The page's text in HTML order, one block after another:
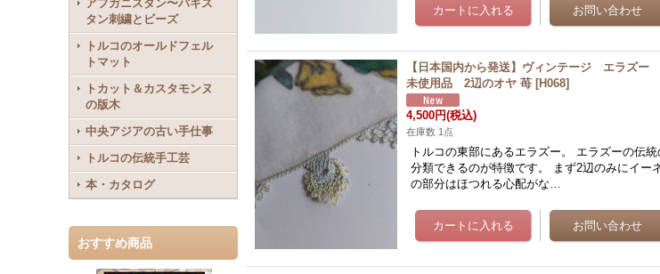
アフガニスタン〜パキス
タン刺繍とビーズ
トルコのオールドフェル
トマット
トカット＆カスタモンヌ
の版木
中央アジアの古い手仕事
トルコの伝統手工芸
本・カタログ
おすすめ商品
【日本国内から発送】ヴィンテージ エラズ
未使用品 2辺のオヤ 苺 [H068]
4,500円(税込)
在庫数 1点
トルコの東部にあるエラズー。 エラズーの伝
分類できるのが特徴です。 まず2辺のみにイー
の部分はほつれる心配がな…